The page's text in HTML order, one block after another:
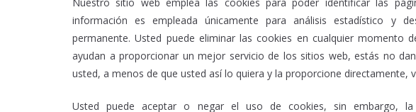
información es empleada únicamente para análisis estadístico y
permanente. Usted puede eliminar las cookies en cualquier momento
ayudan a proporcionar un mejor servicio de los sitios web, estás no
usted, a menos de que usted así lo quiera y la proporcione directamente,
Usted puede aceptar o negar el uso de cookies, sin embargo, la